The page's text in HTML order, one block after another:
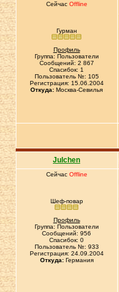
Сейчас Offline
Гурман
Профиль
Группа: Пользователи
Сообщений: 2 867
Спасибок: 1
Пользователь №: 105
Регистрация: 15.06.2004
Откуда: Москва-Севилья
Julchen
Сейчас Offline
Шеф-повар
Профиль
Группа: Пользователи
Сообщений: 956
Спасибок: 0
Пользователь №: 933
Регистрация: 24.09.2004
Откуда:Германия